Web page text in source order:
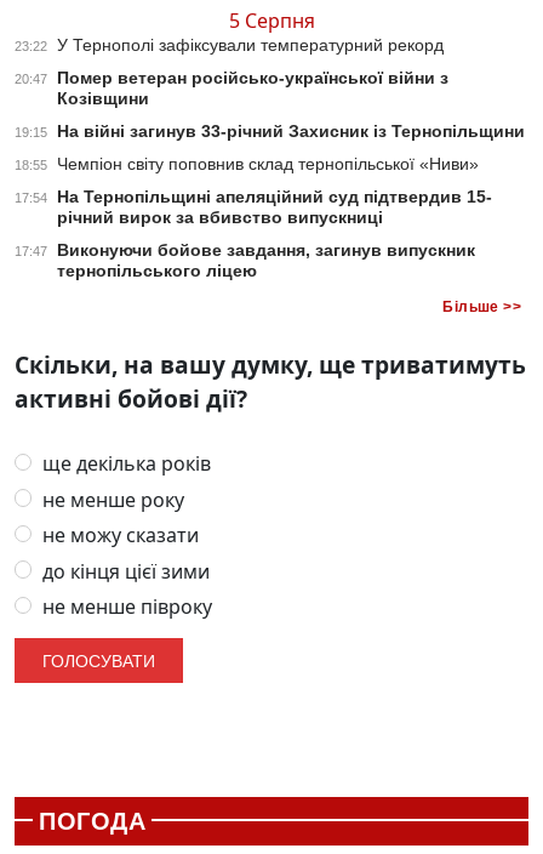
5 Серпня
23:22 У Тернополі зафіксували температурний рекорд
20:47
Помер ветеран російсько-української війни з
Козівщини
19:15 На війні загинув 33-річний Захисник із Тернопільщини
18:55 Чемпіон світу поповнив склад тернопільської «Ниви»
17:54
На Тернопільщині апеляційний суд підтвердив 15-
річний вирок за вбивство випускниці
17:47
Виконуючи бойове завдання, загинув випускник
тернопільського ліцею
Більше >>
Скільки, на вашу думку, ще триватимуть
активні бойові дії?
ще декілька років
не менше року
не можу сказати
до кінця цієї зими
не менше півроку
ПОГОДА